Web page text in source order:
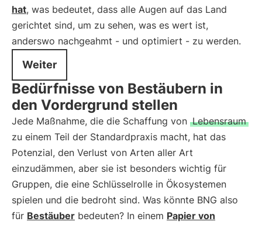
hat, was bedeutet, dass alle Augen auf das Land
gerichtet sind, um zu sehen, was es wert ist,
anderswo nachgeahmt - und optimiert - zu werden.
Weiter
Bedürfnisse von Bestäubern in
den Vordergrund stellen
Jede Maßnahme, die die Schaffung von Lebensraum
zu einem Teil der Standardpraxis macht, hat das
Potenzial, den Verlust von Arten aller Art
einzudämmen, aber sie ist besonders wichtig für
Gruppen, die eine Schlüsselrolle in Ökosystemen
spielen und die bedroht sind. Was könnte BNG also
für Bestäuber bedeuten? In einem Papier von